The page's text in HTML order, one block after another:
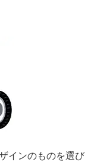
インのものを選び